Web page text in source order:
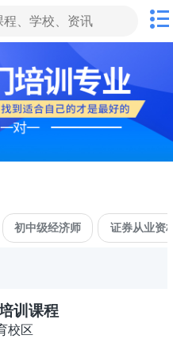
初中级经济师 证券从业资
训课程
校区